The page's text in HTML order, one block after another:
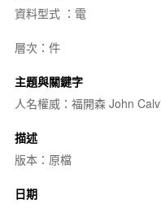
資料型式 ：電
層次：件
主題與關鍵字
人名權威：福開森 John
描述
版本：原檔
日期